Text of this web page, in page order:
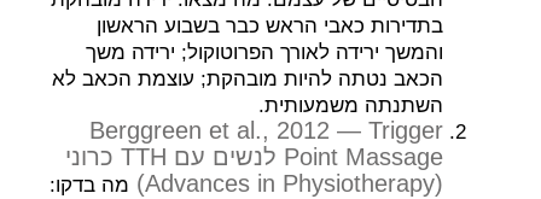
בתדירות כאבי הראש כבר בשבוע הראשון
והמשך ירידה לאורך הפרוטוקול; ירידה משך
הכאב נטתה להיות מובהקת; עוצמת הכאב לא
השתנתה משמעותית.
Berggreen et al., 2012 — Trigger
Point Massage לנשים עם TTH כרוני
(Advances in Physiotherapy)
מה בדקו: